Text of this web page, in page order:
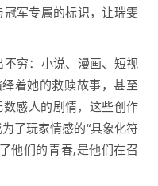
军专属的标识，让瑞雯
穷：小说、漫画、短视
着她的救赎故事，甚至
数感人的剧情，这些创作
了玩家情感的“具象化符
他们的青春,是他们在召